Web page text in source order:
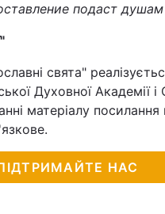
подаст
свята"
Духовної Академії і
матеріалу посилання
НАС